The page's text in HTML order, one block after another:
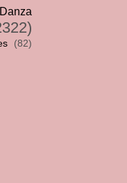
Danza
(82)